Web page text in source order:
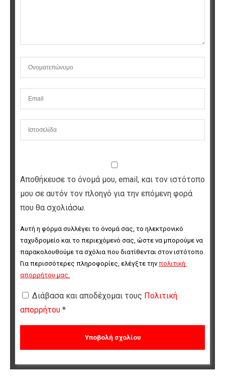
Αποθήκευσε το όνομά μου, email, και τον ιστότοπο
μου σε αυτόν τον πλοηγό για την επόμενη φορά
που θα σχολιάσω.
Αυτή η φόρμα συλλέγει το όνομά σας, το ηλεκτρονικό
ταχυδρομείο και το περιεχόμενό σας, ώστε να μπορούμε να
παρακολουθούμε τα σχόλια που διατίθενται στον ιστότοπο.
Για περισσότερες πληροφορίες, ελέγξτε την πολιτική
απορρήτου μας
Διάβασα και αποδέχομαι τους Πολιτική
απορρήτου *